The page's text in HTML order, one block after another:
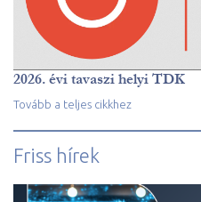
2026. évi tavaszi helyi TDK
Tovább a teljes cikkhez
Friss hírek